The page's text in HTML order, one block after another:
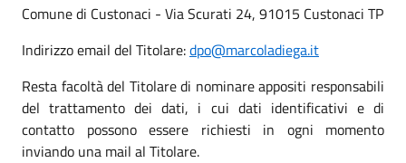
Comune di Custonaci - Via Scurati 24, 91015 Custonaci TP
Indirizzo email del Titolare:dpo@marcoladiega.it
Resta facoltà del Titolare di nominare appositi responsabili
del trattamento dei dati, i cui dati identificativi e di
contatto possono essere richiesti in ogni momento
inviando una mail al Titolare.